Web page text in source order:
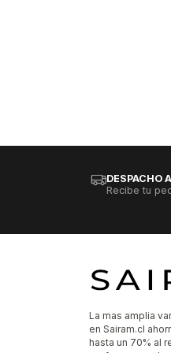
DESPACHO
Recibe tu
La mas amplia
en Sairam.cl
hasta un 70% al